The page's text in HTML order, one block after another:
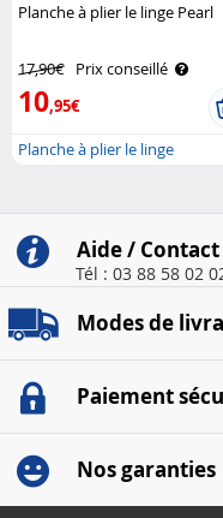
Planche à plier le linge Pearl
17,90€ Prix conseillé
10,95€
Planche à plier le linge
Aide / Contact
Tél : 03 88 58 02
Modes de
Paiement
Nos garanties